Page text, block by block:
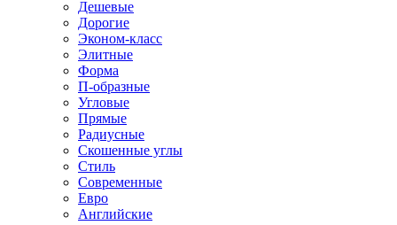
Дешевые
Дорогие
Эконом-класс
Элитные
Форма
П-образные
Угловые
Прямые
Радиусные
Скошенные углы
Стиль
Современные
Евро
Английские